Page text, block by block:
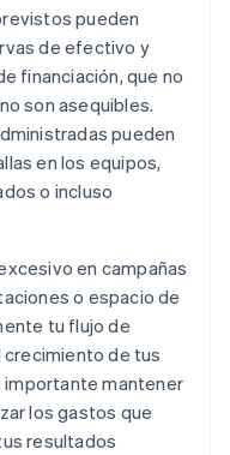
pueden
de efectivo y
financiación, que no
son asequibles.
pueden
en los equipos,
o incluso
en campañas
o espacio de
tu flujo de
de tus
importante mantener
los gastos que
resultados